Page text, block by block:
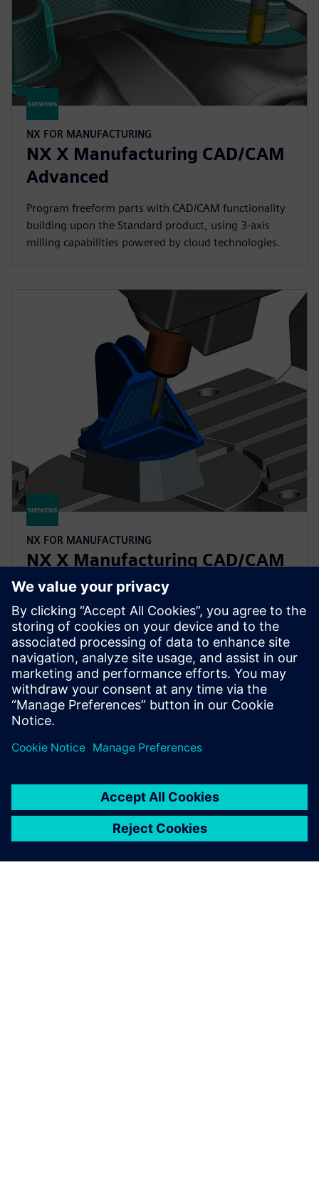
NX FOR MANUFACTURING
NX X Manufacturing CAD/CAM
Advanced
Program freeform parts with CAD/CAM functionality
building upon the Standard product, using 3-axis
milling capabilities powered by cloud technologies.
NX FOR MANUFACTURING
NX X Manufacturing CAD/CAM
Premium
Simplify programming of complex parts with
CAD/CAM functionality, building upon the Advanced
product, with multi-axis machining powered by
cloud technologies.